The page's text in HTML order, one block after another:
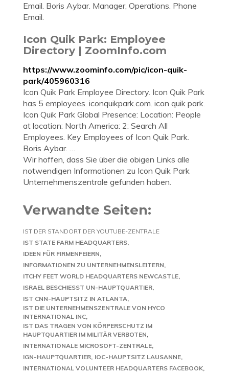
Email. Boris Aybar. Manager, Operations. Phone
Email.
Icon Quik Park: Employee
Directory | ZoomInfo.com
https://www.zoominfo.com/pic/icon-quik-
park/405960316
Icon Quik Park Employee Directory. Icon Quik Park
has 5 employees. iconquikpark.com. icon quik park.
Icon Quik Park Global Presence: Location: People
at location: North America: 2: Search All
Employees. Key Employees of Icon Quik Park.
Boris Aybar. …
Wir hoffen, dass Sie über die obigen Links alle
notwendigen Informationen zu Icon Quik Park
Unternehmenszentrale gefunden haben.
Verwandte Seiten:
IST DER STANDORT DER YOUTUBE-ZENTRALE
IST STATE FARM HEADQUARTERS
IDEEN FÜR FIRMENFEIERN
INFORMATIONEN ZU UNTERNEHMENSLEITERN
ITCHY FEET WORLD HEADQUARTERS NEWCASTLE
ISRAEL BESCHIESST UN-HAUPTQUARTIER
IST CNN-HAUPTSITZ IN ATLANTA
IST DIE UNTERNEHMENSZENTRALE VON HYCO
INTERNATIONAL INC
IST DAS TRAGEN VON KÖRPERSCHUTZ IM
HAUPTQUARTIER IM MILITÄR VERBOTEN
INTERNATIONALE MICROSOFT-ZENTRALE
IGN-HAUPTQUARTIER IOC-HAUPTSITZ LAUSANNE
INTERNATIONAL VOLUNTEER HEADQUARTERS FACEBOOK